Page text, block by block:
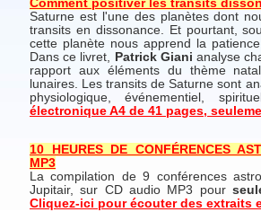
Comment positiver les transits
Saturne est l'une des planètes dont
transits en dissonance. Et pourtant,
cette planète nous apprend la
Dans ce livret, Patrick Giani analyse
rapport aux éléments du thème
lunaires. Les transits de Saturne sont
physiologique, événementiel,
électronique A4 de 41 pages,
10 HEURES DE CONFÉRENCES
MP3
La compilation de 9 conférences
Jupitair, sur CD audio MP3 pour
Cliquez-ici pour écouter des extraits